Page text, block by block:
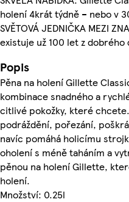
holení 4krát týdně – nebo v
SVĚTOVÁ JEDNIČKA MEZI
existuje už 100 let z
Popis
Pěna na holení Gillette
kombinace snadného a
citlivé pokožky, které
podráždění, pořezání,
navíc pomáhá holicímu
oholení s méně taháním a
pěnou na holení Gillette,
holení.
Množství: 0.25l